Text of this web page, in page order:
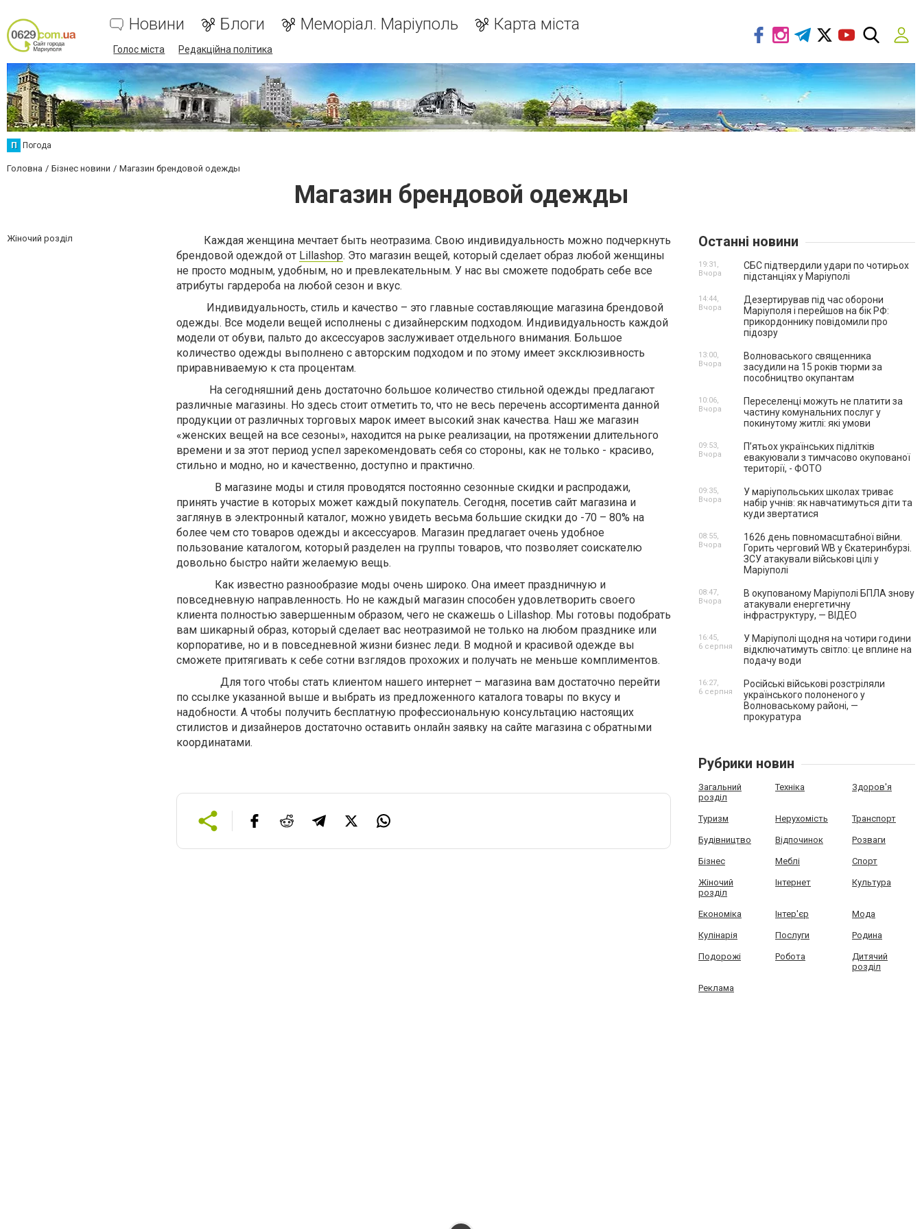
Новини Блоги Меморіал. Маріуполь Карта міста
Голос міста Редакційна політика
П Погода
Головна Бізнес новини Магазин брендовой одежды
Магазин брендовой одежды
Жіночий розділ
Каждая женщина мечтает быть неотразима. Свою индивидуальность можно подчеркнуть
брендовой одеждой от Lillashop. Это магазин вещей, который сделает образ любой женщины
не просто модным, удобным, но и превлекательным. У нас вы сможете подобрать себе все
атрибуты гардероба на любой сезон и вкус.
Индивидуальность, стиль и качество – это главные составляющие магазина брендовой
одежды. Все модели вещей исполнены с дизайнерским подходом. Индивидуальность каждой
модели от обуви, пальто до аксессуаров заслуживает отдельного внимания. Большое
количество одежды выполнено с авторским подходом и по этому имеет эксклюзивность
приравниваемую к ста процентам.
На сегодняшний день достаточно большое количество стильной одежды предлагают
различные магазины. Но здесь стоит отметить то, что не весь перечень ассортимента данной
продукции от различных торговых марок имеет высокий знак качества. Наш же магазин
«женских вещей на все сезоны», находится на рыке реализации, на протяжении длительного
времени и за этот период успел зарекомендовать себя со стороны, как не только - красиво,
стильно и модно, но и качественно, доступно и практично.
В магазине моды и стиля проводятся постоянно сезонные скидки и распродажи,
принять участие в которых может каждый покупатель. Сегодня, посетив сайт магазина и
заглянув в электронный каталог, можно увидеть весьма большие скидки до -70 – 80% на
более чем сто товаров одежды и аксессуаров. Магазин предлагает очень удобное
пользование каталогом, который разделен на группы товаров, что позволяет соискателю
довольно быстро найти желаемую вещь.
Как известно разнообразие моды очень широко. Она имеет праздничную и
повседневную направленность. Но не каждый магазин способен удовлетворить своего
клиента полностью завершенным образом, чего не скажешь о Lillashop. Мы готовы подобрать
вам шикарный образ, который сделает вас неотразимой не только на любом празднике или
корпоративе, но и в повседневной жизни бизнес леди. В модной и красивой одежде вы
сможете притягивать к себе сотни взглядов прохожих и получать не меньше комплиментов.
Для того чтобы стать клиентом нашего интернет – магазина вам достаточно перейти
по ссылке указанной выше и выбрать из предложенного каталога товары по вкусу и
надобности. А чтобы получить бесплатную профессиональную консультацию настоящих
стилистов и дизайнеров достаточно оставить онлайн заявку на сайте магазина с обратными
координатами.
Останні новини
СБС підтвердили удари по чотирьох
підстанціях у Маріуполі
19:31,
Вчора
Дезертирував під час оборони
Маріуполя і перейшов на бік РФ:
прикордоннику повідомили про
підозру
14:44,
Вчора
Волноваського священника
засудили на 15 років тюрми за
пособництво окупантам
13:00,
Вчора
Переселенці можуть не платити за
частину комунальних послуг у
покинутому житлі: які умови
10:06,
Вчора
П’ятьох українських підлітків
евакуювали з тимчасово окупованої
території, - ФОТО
09:53,
Вчора
У маріупольських школах триває
набір учнів: як навчатимуться діти та
куди звертатися
09:35,
Вчора
1626 день повномасштабної війни.
Горить черговий WB у Єкатеринбурзі.
ЗСУ атакували військові цілі у
Маріуполі
08:55,
Вчора
В окупованому Маріуполі БПЛА знову
атакували енергетичну
інфраструктуру, — ВІДЕО
08:47,
Вчора
У Маріуполі щодня на чотири години
відключатимуть світло: це вплине на
подачу води
16:45,
6 серпня
Російські військові розстріляли
українського полоненого у
Волноваському районі, —
прокуратура
16:27,
6 серпня
Рубрики новин
Загальний
розділ
Техніка Здоров'я
Туризм Нерухомість Транспорт
Будівництво Відпочинок Розваги
Бізнес Меблі Спорт
Жіночий
розділ
Інтернет Культура
Економіка Інтер'єр Мода
Кулінарія Послуги Родина
Подорожі Робота
Дитячий
розділ
Реклама